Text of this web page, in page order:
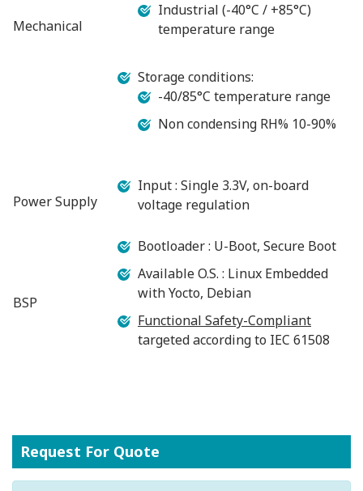
Mechanical
Industrial (-40°C / +85°C)
temperature range
Storage conditions:
-40/85°C temperature range
Non condensing RH% 10-90%
Power Supply
Input : Single 3.3V, on-board
voltage regulation
BSP
Bootloader : U-Boot, Secure Boot
Available O.S. : Linux Embedded
with Yocto, Debian
Functional Safety-Compliant
targeted according to IEC 61508
Request For Quote